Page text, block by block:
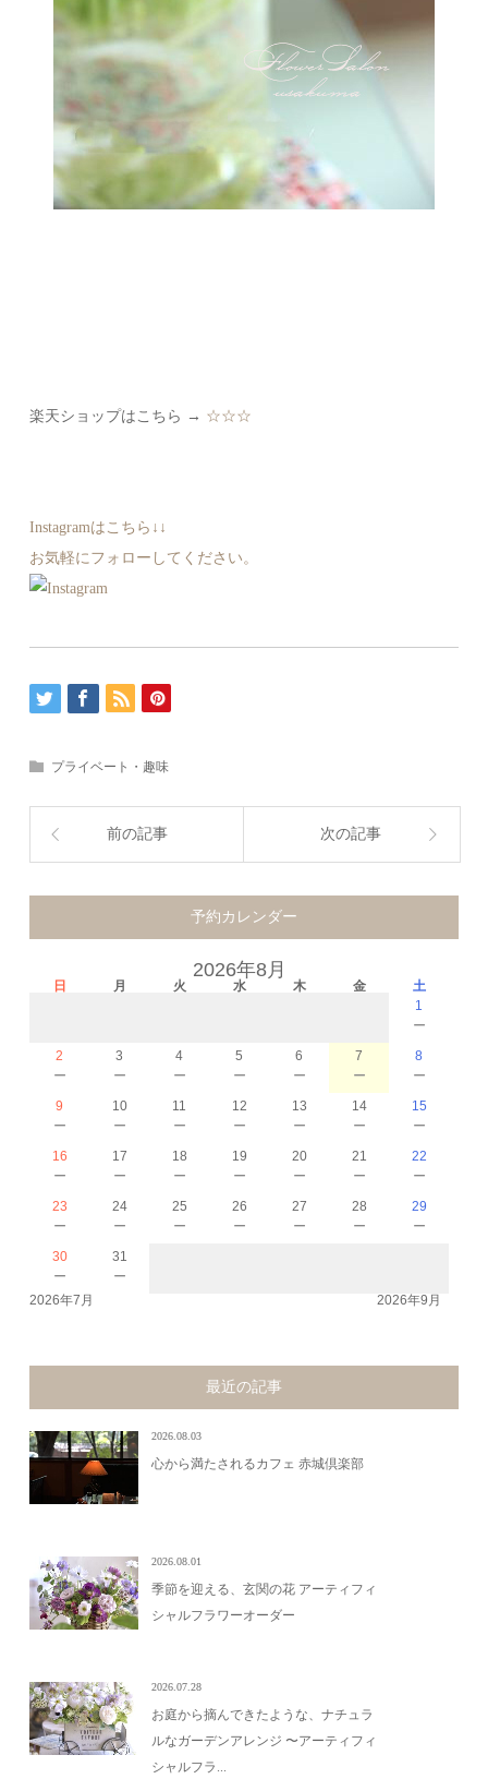
楽天ショップはこちら → ☆☆☆
Instagramはこちら↓↓
お気軽にフォローしてください。
プライベート・趣味
前の記事 次の記事
予約カレンダー
2026年8月
日 月 火 水 木 金
土
1
－
2
－
3
－
4
－
5
－
6
－
7
－
8
－
9
－
10
－
11
－
12
－
13
－
14
－
15
－
16
－
17
－
18
－
19
－
20
－
21
－
22
－
23
－
24
－
25
－
26
－
27
－
28
－
29
－
30
－
31
－
2026年7月 2026年9月
最近の記事
2026.08.03
心から満たされるカフェ 赤城倶楽部
2026.08.01
季節を迎える、玄関の花 アーティフィ
シャルフラワーオーダー
2026.07.28
お庭から摘んできたような、ナチュラ
ルなガーデンアレンジ 〜アーティフィ
シャルフラ...